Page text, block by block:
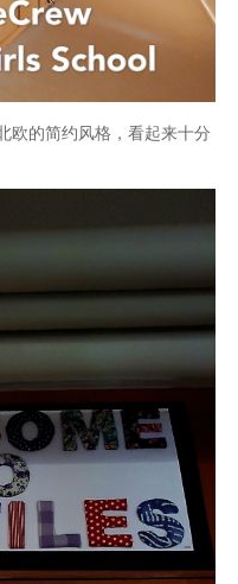
欧的简约风格，看起来十分